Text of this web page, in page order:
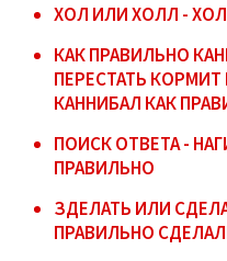
ХОЛ ИЛИ ХОЛЛ -
КАК ПРАВИЛЬНО
ПЕРЕСТАТЬ
КАННИБАЛ КАК
ПОИСК ОТВЕТА -
ПРАВИЛЬНО
ЗДЕЛАТЬ ИЛИ
ПРАВИЛЬНО